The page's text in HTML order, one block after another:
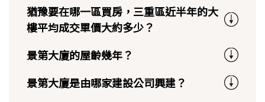
猶豫要在哪一區買房，三重區近半年的大
樓平均成交單價大約多少？
景第大廈的屋齡幾年？
景第大廈是由哪家建設公司興建？